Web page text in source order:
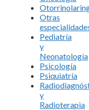
Otras
Pediatría
y
Neonatología
Psicología
Psiquiatría
y
Radioterapia